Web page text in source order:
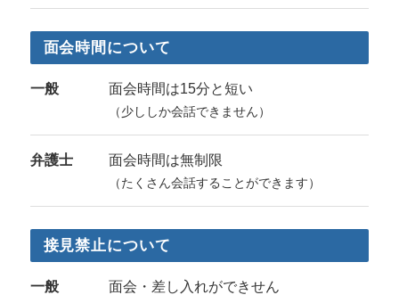
面会時間について
一般 面会時間は15分と短い
（少ししか会話できません）
弁護士 面会時間は無制限
（たくさん会話することができます）
接見禁止について
一般 面会・差し入れができせん